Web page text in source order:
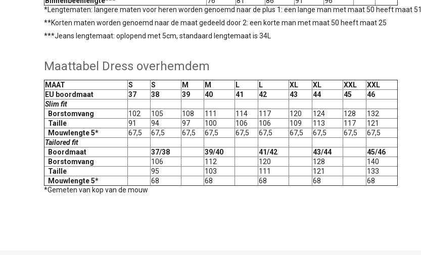
*Lengtematen: langere maten voor heren worden genoemd naar de plus 1: een lange man met maat 50 heeft maat 51
**Korten maten worden genoemd naar de maat gedeeld door 2: een korte man met maat 50 heeft maat 25
***Jeans lengtemaat: oplopend met 5cm, standaard lengtemaat is 34L
Maattabel Dress overhemdem
MAAT S S M M L L XL XL XXL
XXL
EU boordmaat
37 38 39 40 41 42 43 44 45
46
Slim fit
Borstomvang
102 105 108 111 114 117 120 124 128
132
Taille
91 94 97 100 106 106 109 113 117
121
Mouwlengte 5*
67,5 67,5 67,5 67,5 67,5 67,5 67,5 67,5 67,5
67,5
Tailored fit
Boordmaat
37/38 39/40 41/42 43/44
45/46
Borstomvang
106 112 120 128
140
Taille
95 103 111 121
133
Mouwlengte 5*
68 68 68 68
68
*Gemeten van kop van de mouw